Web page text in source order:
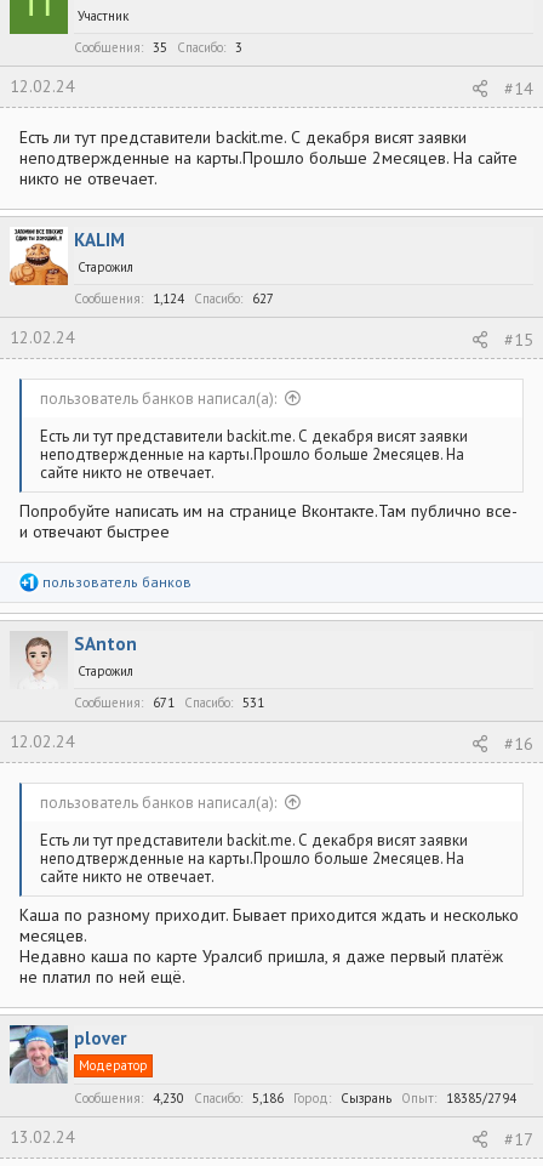
Участник
Сообщения
35 Спасибо 3
12.02.24 #14
Есть ли тут представители backit.me. С декабря висят заявки
неподтвержденные на карты.Прошло больше 2месяцев. На сайте
никто не отвечает.
KALIM
Старожил
Сообщения
1,124 Спасибо 627
12.02.24 #15
пользователь банков написал(а):
Есть ли тут представители backit.me. С декабря висят заявки
неподтвержденные на карты.Прошло больше 2месяцев. На
сайте никто не отвечает.
Попробуйте написать им на странице Вконтакте.Там публично все-
и отвечают быстрее
Р
а
к
ц
и
и
пользователь банков
SAnton
Старожил
Сообщения
671 Спасибо 531
12.02.24 #16
пользователь банков написал(а):
Есть ли тут представители backit.me. С декабря висят заявки
неподтвержденные на карты.Прошло больше 2месяцев. На
сайте никто не отвечает.
Каша по разному приходит. Бывает приходится ждать и несколько
месяцев.
Недавно каша по карте Уралсиб пришла, я даже первый платёж
не платил по ней ещё.
plover
Модератор
Сообщения
4,230 Спасибо 5,186 Город Сызрань Опыт 18385/2794
13.02.24 #17